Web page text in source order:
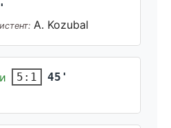
A. Kozubal
5:1 45'